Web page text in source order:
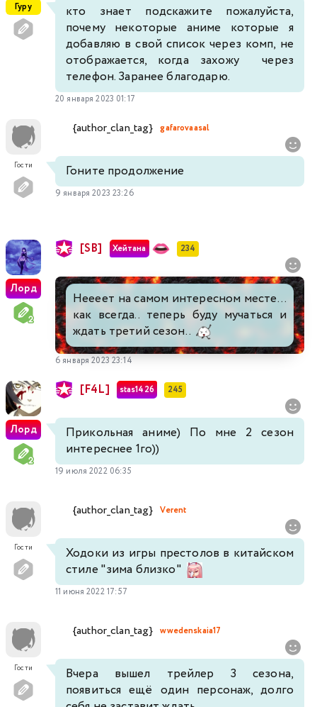
Гуру
кто знает подскажите пожалуйста,
почему некоторые аниме которые я
добавляю в свой список через комп, не
отображается, когда захожу через
телефон. Заранее благодарю.
20 января 2023 01:17
Гости
{author_clan_tag} gafarovaasal
Гоните продолжение
9 января 2023 23:26
Лорд
[SB] Хейтана 234
Неееет на самом интересном месте...
как всегда.. теперь буду мучаться и
ждать третий сезон..
6 января 2023 23:14
Лорд
[F4L] stas1426 245
Прикольная аниме) По мне 2 сезон
интереснее 1го))
19 июля 2022 06:35
Гости
{author_clan_tag} Verent
Ходоки из игры престолов в китайском
стиле "зима близко"
11 июня 2022 17:57
Гости
{author_clan_tag} wwedenskaia17
Вчера вышел трейлер 3 сезона,
появиться ещё один персонаж, долго